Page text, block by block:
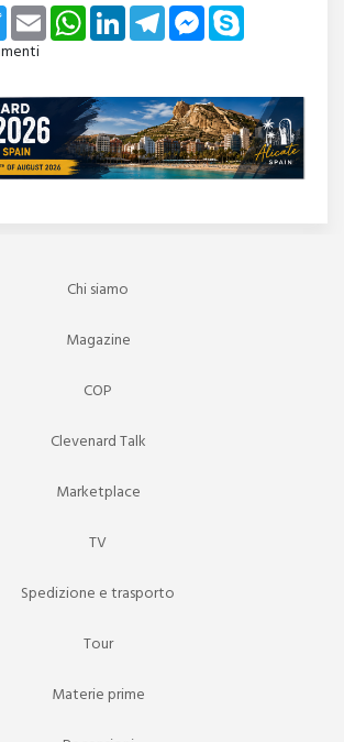
TwitterEmail WhatsAppLinkedInTelegramMessenger
Chi siamo
Magazine
COP
Clevenard Talk
Marketplace
TV
Spedizione e trasporto
Tour
Materie prime